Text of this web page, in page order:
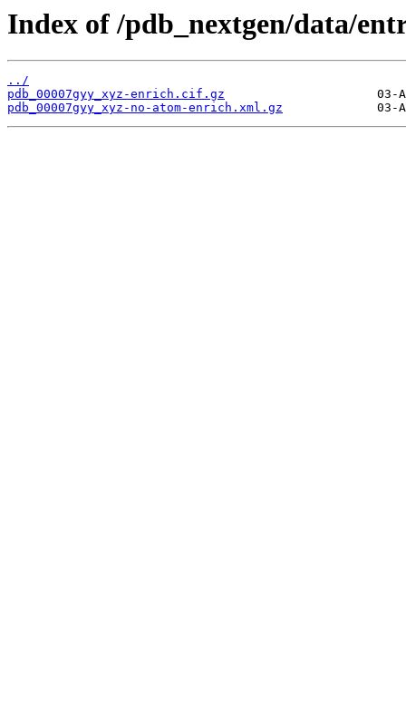
Index of /pdb_nextgen/data/
../
pdb_00007gyy_xyz-enrich.cif.gz
pdb_00007gyy_xyz-no-atom-enrich.xml.gz